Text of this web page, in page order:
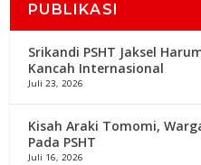
PUBLIKASI
Srikandi PSHT Jaksel
Kancah Internasional
Juli 23, 2026
Kisah Araki Tomomi,
Pada PSHT
Juli 16, 2026